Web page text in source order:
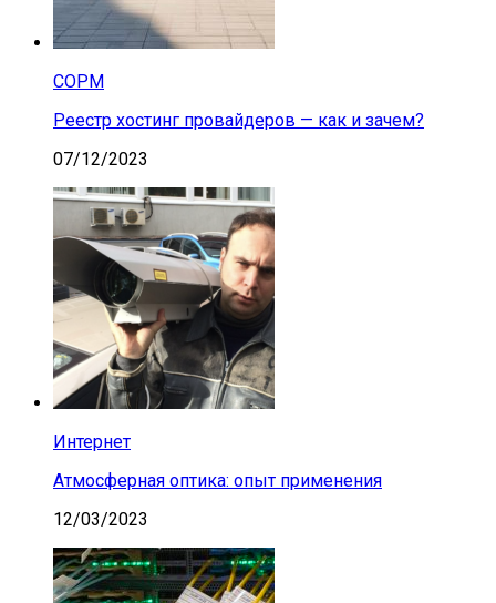
СОРМ
Реестр хостинг провайдеров — как и зачем?
07/12/2023
Интернет
Атмосферная оптика: опыт применения
12/03/2023